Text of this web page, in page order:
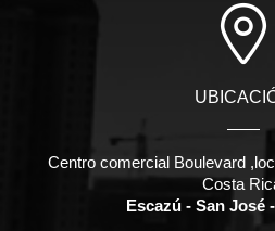
Centro comercial Boulevard
Costa
Escazú - San José